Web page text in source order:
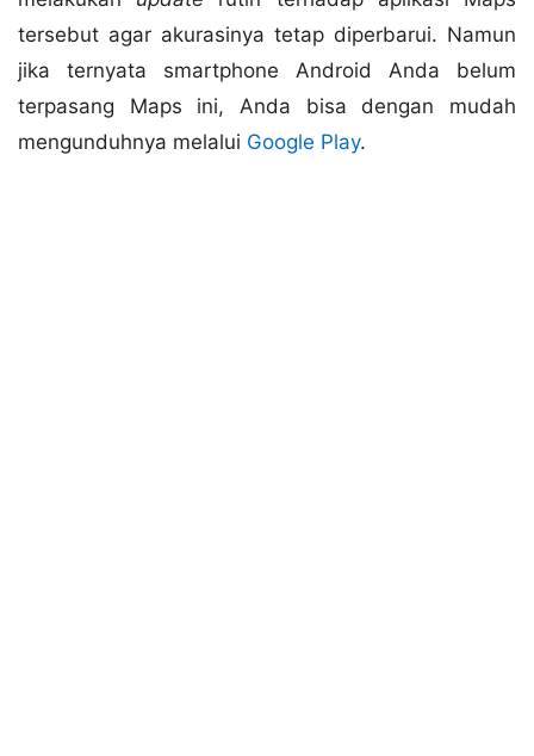
tersebut agar akurasinya tetap diperbarui. Namun
jika ternyata smartphone Android Anda belum
terpasang Maps ini, Anda bisa dengan mudah
mengunduhnya melalui Google Play.